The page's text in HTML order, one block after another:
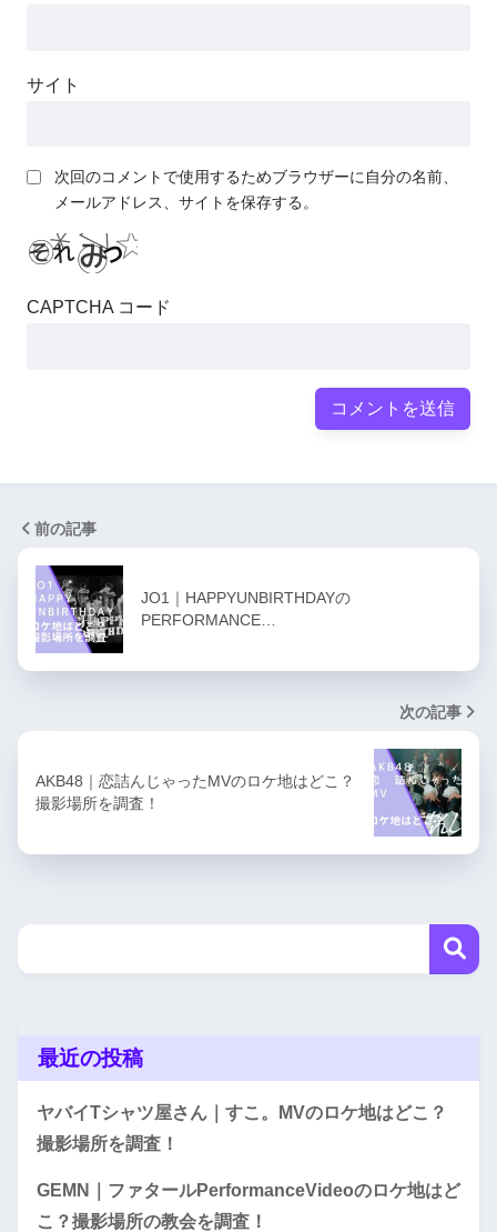
サイト
次回のコメントで使用するためブラウザーに自分の名前、
メールアドレス、サイトを保存する。
CAPTCHA コード
前の記事
JO1｜HAPPYUNBIRTHDAYの
PERFORMANCE…
次の記事
AKB48｜恋詰んじゃったMVのロケ地はどこ？
撮影場所を調査！
最近の投稿
ヤバイTシャツ屋さん｜すこ。MVのロケ地はどこ？
撮影場所を調査！
GEMN｜ファタールPerformanceVideoのロケ地はど
こ？撮影場所の教会を調査！